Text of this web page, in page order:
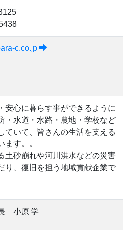
c.co.jp
安心に暮らす事ができるように
・水道・水路・農地・学校など
ていて、皆さんの生活を支える
ます。。
土砂崩れや河川洪水などの災害
り、復旧を担う地域貢献企業で
小原 学